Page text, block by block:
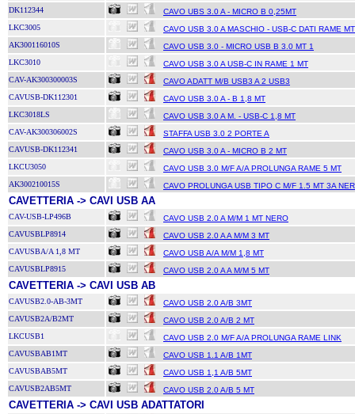
DK112344
CAVO UBS 3.0 A - MICRO B 0,25MT
LKC3005
CAVO USB 3.0 A MASCHIO - USB-C DATI RAME
AK300116010S
CAVO USB 3.0 - MICRO USB B 3.0 MT 1
LKC3010
CAVO USB 3.0 A USB-C IN RAME 1 MT
CAV-AK300300003S
CAVO ADATT M/B USB3 A 2 USB3
CAVUSB-DK112301
CAVO USB 3.0 A - B 1,8 MT
LKC3018LS
CAVO USB 3.0 A M. - USB-C 1,8 MT
CAV-AK300306002S
STAFFA USB 3.0 2 PORTE A
CAVUSB-DK112341
CAVO USB 3.0 A - MICRO B 2 MT
LKCU3050
CAVO USB 3.0 M/F A/A PROLUNGA RAME 5 MT
AK300210015S
CAVO PROLUNGA USB TIPO C M/F 1.5 MT 3A
CAVETTERIA -> CAVI USB AA
CAV-USB-LP496B
CAVO USB 2.0 A M/M 1 MT NERO
CAVUSBLP8914
CAVO USB 2.0 A A M/M 3 MT
CAVUSBA/A 1,8 MT
CAVO USB A/A M/M 1,8 MT
CAVUSBLP8915
CAVO USB 2.0 A A M/M 5 MT
CAVETTERIA -> CAVI USB AB
CAVUSB2.0-AB-3MT
CAVO USB 2.0 A/B 3MT
CAVUSB2A/B2MT
CAVO USB 2.0 A/B 2 MT
LKCUSB1
CAVO USB 2.0 M/F A/A PROLUNGA RAME LINK
CAVUSBAB1MT
CAVO USB 1.1 A/B 1MT
CAVUSBAB5MT
CAVO USB 1,1 A/B 5MT
CAVUSB2AB5MT
CAVO USB 2.0 A/B 5 MT
CAVETTERIA -> CAVI USB ADATTATORI